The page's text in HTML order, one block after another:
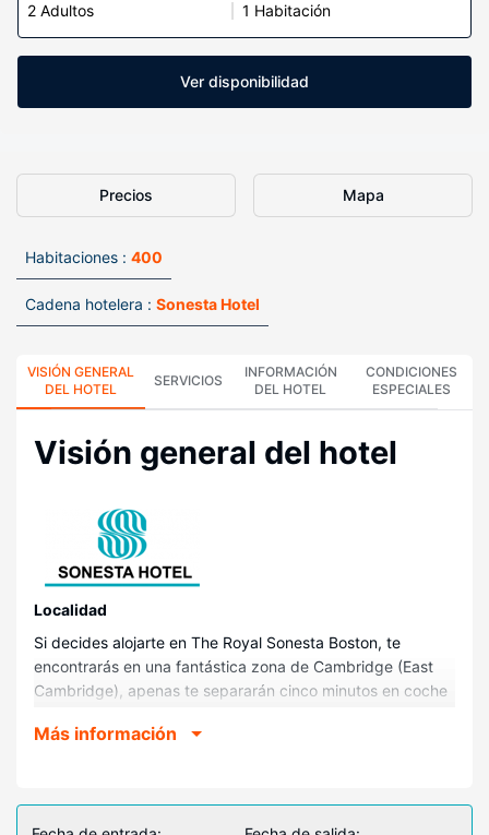
2 Adultos 1 Habitación
Ver disponibilidad
Precios Mapa
Habitaciones : 400
Cadena hotelera : Sonesta Hotel
VISIÓN GENERAL
DEL HOTEL
SERVICIOS
INFORMACIÓN
DEL HOTEL
CONDICIONES
ESPECIALES
Visión general del hotel
Localidad
Si decides alojarte en The Royal Sonesta Boston, te
encontrarás en una fantástica zona de Cambridge (East
Cambridge), apenas te separarán cinco minutos en coche
Garden. Además, este hotel se encuentra a 3,1 km de
Más información